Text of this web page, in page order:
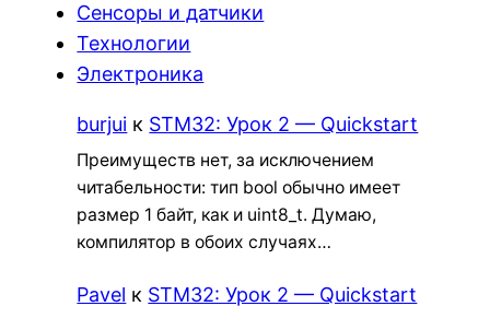
Сенсоры и датчики
Технологии
Электроника
burjui к STM32: Урок 2 — Quickstart
Преимуществ нет, за исключением
читабельности: тип bool обычно имеет
размер 1 байт, как и uint8_t. Думаю,
компилятор в обоих случаях…
Pavel к STM32: Урок 2 — Quickstart